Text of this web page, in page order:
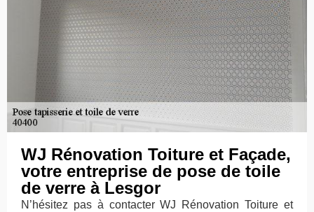
WJ Rénovation Toiture et Façade,
votre entreprise de pose de toile
de verre à Lesgor
N’hésitez pas à contacter WJ Rénovation Toiture et